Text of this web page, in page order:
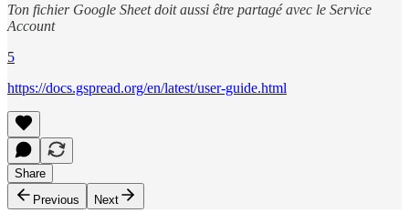
Ton fichier Google Sheet doit aussi être partagé avec le Service
Account
5
https://docs.gspread.org/en/latest/user-guide.html
Share
Previous
Next